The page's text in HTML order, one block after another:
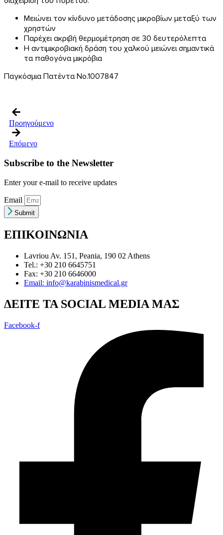
Μειώνει τον κίνδυνο μετάδοσης μικροβίων μεταξύ των
χρηστών
Παρέχει ακριβή θερμομέτρηση σε 30 δευτερόλεπτα
Η αντιμικροβιακή δράση του χαλκού μειώνει σημαντικά
τα παθογόνα μικρόβια
Παγκόσμια Πατέντα No.1007847
Προηγούμενο
Επόμενο
Subscribe to the Newsletter
Enter your e-mail to receive updates
Email
Submit
ΕΠΙΚΟΙΝΩΝΙΑ
Lavriou Av. 151, Peania, 190 02 Athens
Tel.: +30 210 6645751
Fax: +30 210 6646000
Email: info@karabinismedical.gr
ΔEITE TA SOCIAL MEDIA ΜΑΣ
Facebook-f